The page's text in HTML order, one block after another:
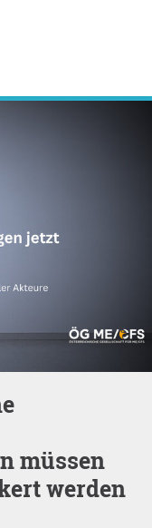
müssen
werden